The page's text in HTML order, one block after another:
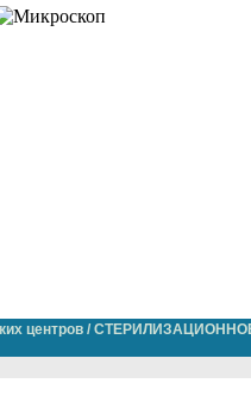
центров / СТЕРИЛИЗАЦИОННОЕ